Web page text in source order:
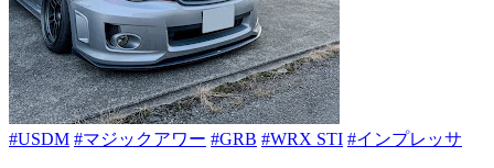
#USDM #マジックアワー #GRB #WRX STI #インプレッサ